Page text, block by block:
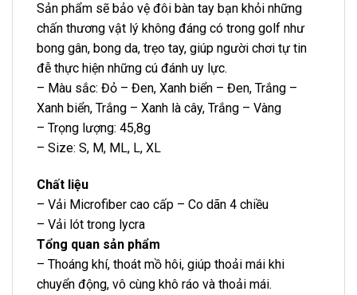
Sản phẩm sẽ bảo vệ đôi bàn tay bạn khỏi những
chấn thương vật lý không đáng có trong golf như
bong gân, bong da, trẹo tay, giúp người chơi tự tin
đễ thực hiện những cú đánh uy lực.
– Màu sắc: Đỏ – Đen, Xanh biển – Đen, Trắng –
Xanh biển, Trắng – Xanh là cây, Trắng – Vàng
– Trọng lượng: 45,8g
– Size: S, M, ML, L, XL
Chất liệu
– Vải Microfiber cao cấp – Co dãn 4 chiều
– Vải lót trong lycra
Tổng quan sản phẩm
– Thoáng khí, thoát mồ hôi, giúp thoải mái khi
chuyển động, vô cùng khô ráo và thoải mái.